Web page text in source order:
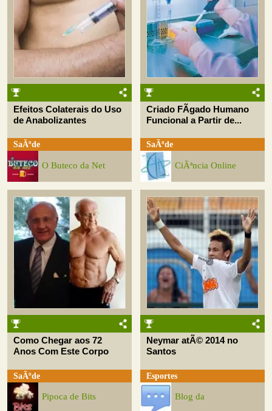
Efeitos Colaterais do Uso
de Anabolizantes
SaÃºde
O Buteco da Net
Criado FÃ­gado Humano
Funcional a Partir de...
SaÃºde
CiÃªncia Online
Como Chegar aos 72
Anos Com Este Corpo
SaÃºde
Pipoca de Bits
Neymar atÃ© 2014 no
Santos
Esportes
Blog da